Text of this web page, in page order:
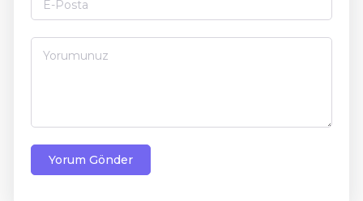
Yorum Gönder